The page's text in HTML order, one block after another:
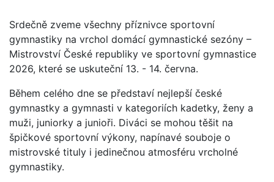
Srdečně zveme všechny příznivce sportovní
gymnastiky na vrchol domácí gymnastické sezóny –
Mistrovství České republiky ve sportovní gymnastice
2026, které se uskuteční 13. - 14. června.
Během celého dne se představí nejlepší české
gymnastky a gymnasti v kategoriích kadetky, ženy a
muži, juniorky a junioři. Diváci se mohou těšit na
špičkové sportovní výkony, napínavé souboje o
mistrovské tituly i jedinečnou atmosféru vrcholné
gymnastiky.